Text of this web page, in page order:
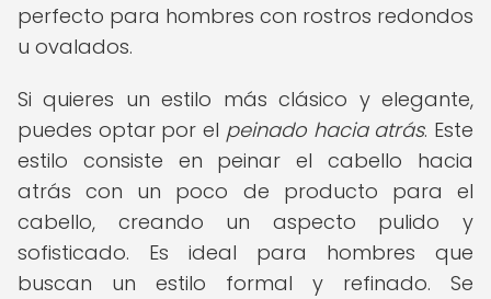
perfecto para hombres con rostros redondos
u ovalados.
Si quieres un estilo más clásico y elegante,
puedes optar por el peinado hacia atrás. Este
estilo consiste en peinar el cabello hacia
atrás con un poco de producto para el
cabello, creando un aspecto pulido y
sofisticado. Es ideal para hombres que
buscan un estilo formal y refinado. Se